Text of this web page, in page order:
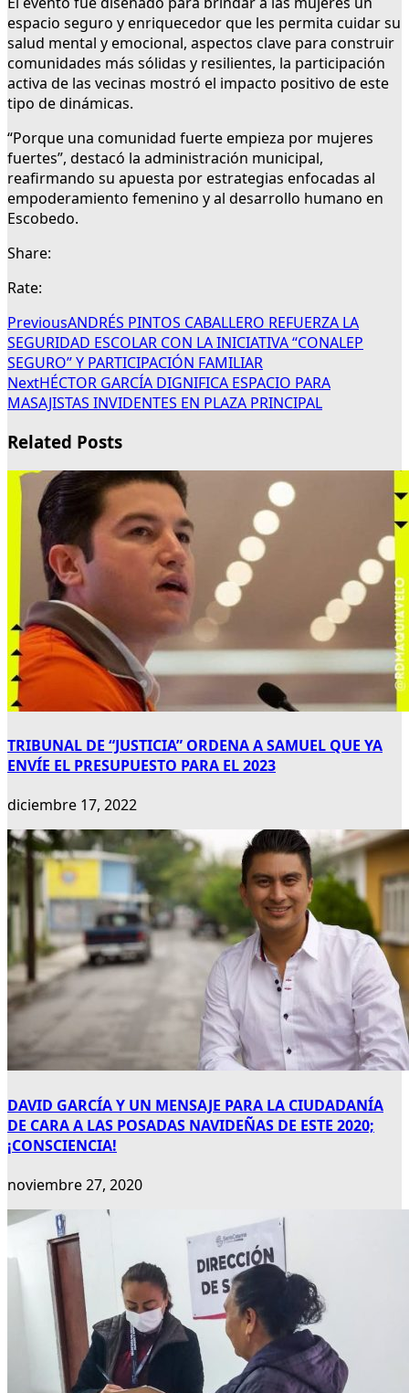
espacio seguro y enriquecedor que les permita cuidar su
salud mental y emocional, aspectos clave para construir
comunidades más sólidas y resilientes, la participación
activa de las vecinas mostró el impacto positivo de este
tipo de dinámicas.
“Porque una comunidad fuerte empieza por mujeres
fuertes”, destacó la administración municipal,
reafirmando su apuesta por estrategias enfocadas al
empoderamiento femenino y al desarrollo humano en
Escobedo.
Share:
Rate:
PreviousANDRÉS PINTOS CABALLERO REFUERZA LA
SEGURIDAD ESCOLAR CON LA INICIATIVA “CONALEP
SEGURO” Y PARTICIPACIÓN FAMILIAR
NextHÉCTOR GARCÍA DIGNIFICA ESPACIO PARA
MASAJISTAS INVIDENTES EN PLAZA PRINCIPAL
Related Posts
TRIBUNAL DE “JUSTICIA” ORDENA A SAMUEL QUE YA
ENVÍE EL PRESUPUESTO PARA EL 2023
diciembre 17, 2022
DAVID GARCÍA Y UN MENSAJE PARA LA CIUDADANÍA
DE CARA A LAS POSADAS NAVIDEÑAS DE ESTE 2020;
¡CONSCIENCIA!
noviembre 27, 2020